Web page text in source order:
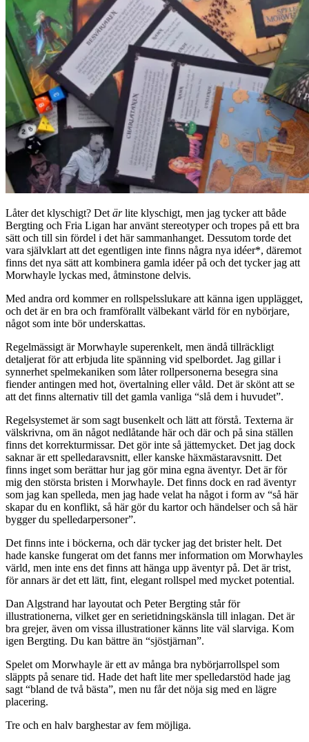
Låter det klyschigt? Det ärlite klyschigt, men jag tycker att både
Bergting och Fria Ligan har använt stereotyper och tropes på ett bra
sätt och till sin fördel i det här sammanhanget. Dessutom torde det
vara självklart att det egentligen inte finns några nya idéer*, däremot
finns det nya sätt att kombinera gamla idéer på och det tycker jag att
Morwhayle lyckas med, åtminstone delvis.
Med andra ord kommer en rollspelsslukare att känna igen upplägget,
och det är en bra och framförallt välbekant värld för en nybörjare,
något som inte bör underskattas.
Regelmässigt är Morwhayle superenkelt, men ändå tillräckligt
detaljerat för att erbjuda lite spänning vid spelbordet. Jag gillar i
synnerhet spelmekaniken som låter rollpersonerna besegra sina
fiender antingen med hot, övertalning eller våld. Det är skönt att se
att det finns alternativ till det gamla vanliga “slå dem i huvudet”.
Regelsystemet är som sagt busenkelt och lätt att förstå. Texterna är
välskrivna, om än något nedlåtande här och där och på sina ställen
finns det korrekturmissar. Det gör inte så jättemycket. Det jag dock
saknar är ett spelledaravsnitt, eller kanske häxmästaravsnitt. Det
finns inget som berättar hur jag gör mina egna äventyr. Det är för
mig den största bristen i Morwhayle. Det finns dock en rad äventyr
som jag kan spelleda, men jag hade velat ha något i form av “så här
skapar du en konflikt, så här gör du kartor och händelser och så här
bygger du spelledarpersoner”.
Det finns inte i böckerna, och där tycker jag det brister helt. Det
hade kanske fungerat om det fanns mer information om Morwhayles
värld, men inte ens det finns att hänga upp äventyr på. Det är trist,
för annars är det ett lätt, fint, elegant rollspel med mycket potential.
Dan Algstrand har layoutat och Peter Bergting står för
illustrationerna, vilket ger en serietidningskänsla till inlagan. Det är
bra grejer, även om vissa illustrationer känns lite väl slarviga. Kom
igen Bergting. Du kan bättre än “sjöstjärnan”.
Spelet om Morwhayle är ett av många bra nybörjarrollspel som
släppts på senare tid. Hade det haft lite mer spelledarstöd hade jag
sagt “bland de två bästa”, men nu får det nöja sig med en lägre
placering.
Tre och en halv barghestar av fem möjliga.